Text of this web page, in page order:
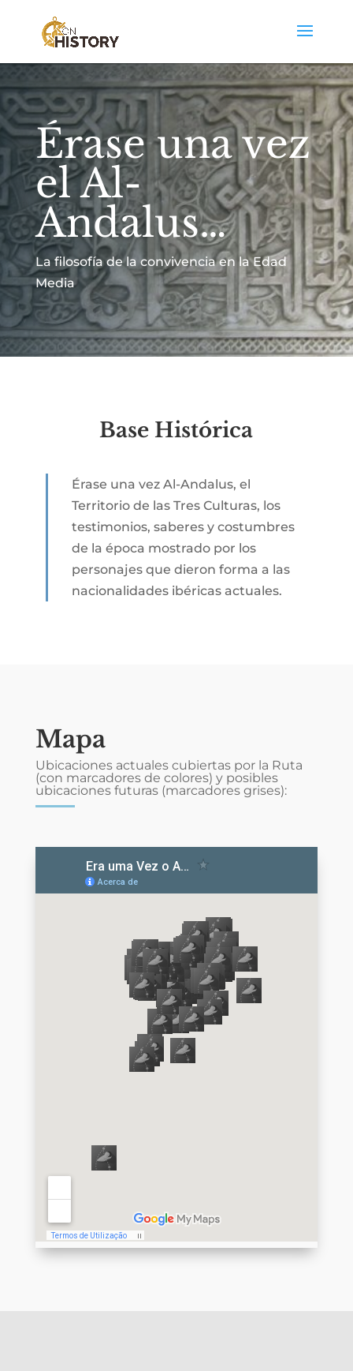
Érase una vez
el Al-
Andalus…
La filosofía de la convivencia en la Edad
Media
Base Histórica
Érase una vez Al-Andalus, el
Territorio de las Tres Culturas, los
testimonios, saberes y costumbres
de la época mostrado por los
personajes que dieron forma a las
nacionalidades ibéricas actuales.
Mapa
Ubicaciones actuales cubiertas por la Ruta
(con marcadores de colores) y posibles
ubicaciones futuras (marcadores grises):